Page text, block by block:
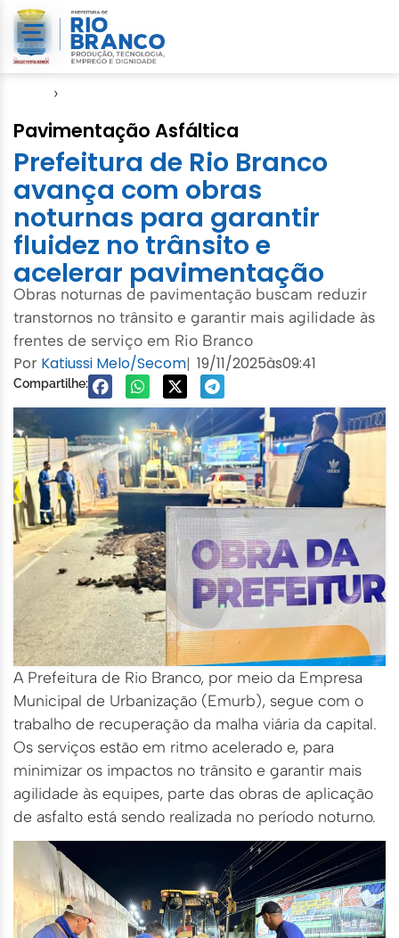
›
Pavimentação Asfáltica
Prefeitura de Rio Branco
avança com obras
noturnas para garantir
fluidez no trânsito e
acelerar pavimentação
Obras noturnas de pavimentação buscam reduzir
transtornos no trânsito e garantir mais agilidade às
frentes de serviço em Rio Branco
Por Katiussi Melo/Secom| 19/11/2025às09:41
Compartilhe:
A Prefeitura de Rio Branco, por meio da Empresa
Municipal de Urbanização (Emurb), segue com o
trabalho de recuperação da malha viária da capital.
Os serviços estão em ritmo acelerado e, para
minimizar os impactos no trânsito e garantir mais
agilidade às equipes, parte das obras de aplicação
de asfalto está sendo realizada no período noturno.